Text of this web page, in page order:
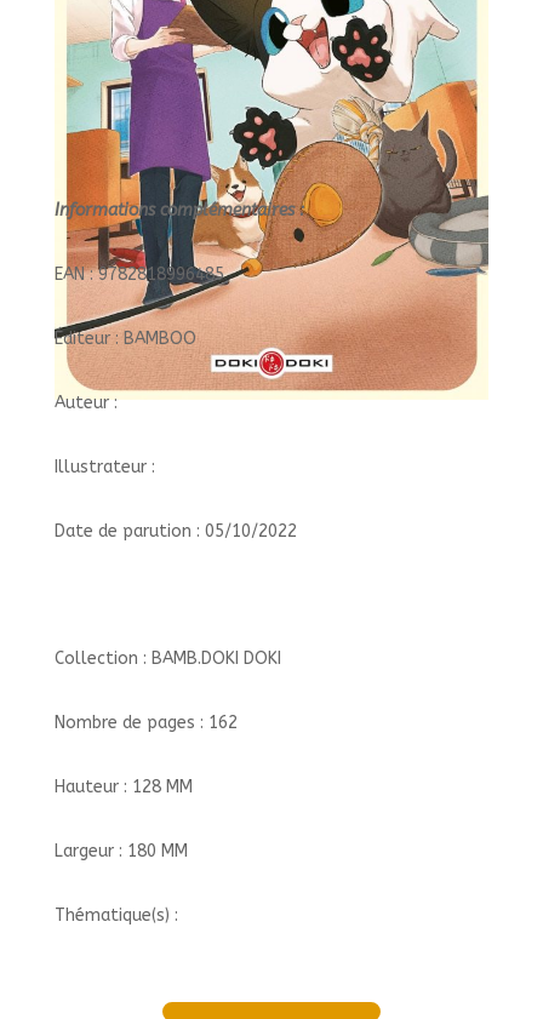
Informations complémentaires :
EAN : 9782818996485
Éditeur : BAMBOO
Auteur :
Illustrateur :
Date de parution : 05/10/2022
Collection : BAMB.DOKI DOKI
Nombre de pages : 162
Hauteur : 128 MM
Largeur : 180 MM
Thématique(s) :